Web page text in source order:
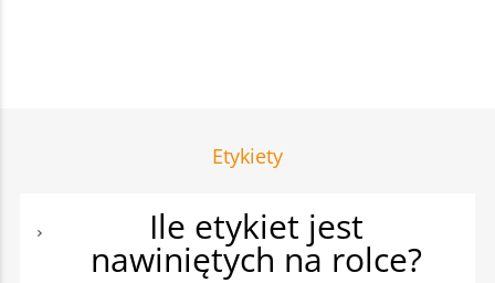
Etykiety
Ile etykiet jest
nawiniętych na rolce?